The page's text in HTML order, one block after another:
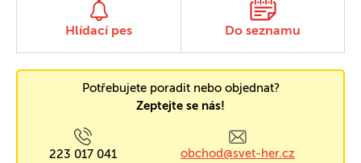
Hlídací pes Do seznamu
Potřebujete poradit nebo objednat?
Zeptejte se nás!
223 017 041 obchod@svet-her.cz